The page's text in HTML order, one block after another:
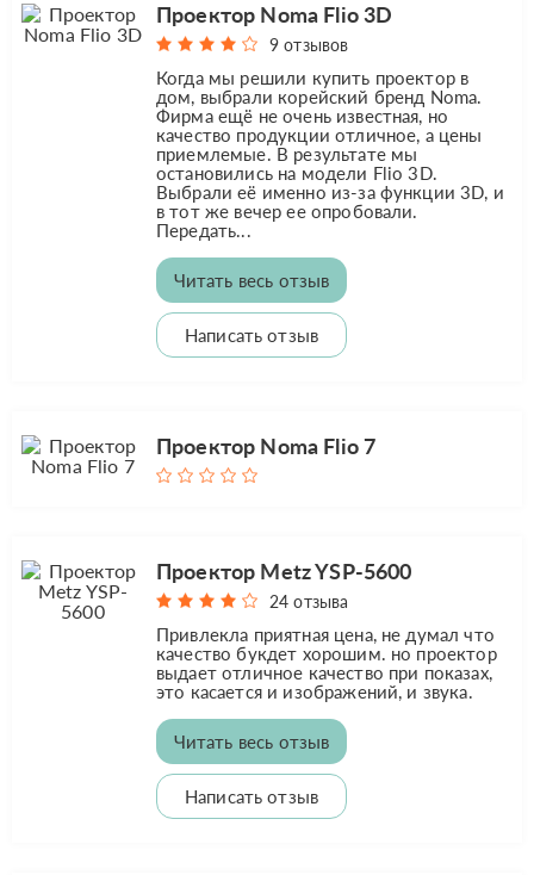
Проектор Noma Flio 3D
9 отзывов
Когда мы решили купить проектор в
дом, выбрали корейский бренд Noma.
Фирма ещё не очень известная, но
качество продукции отличное, а цены
приемлемые. В результате мы
остановились на модели Flio 3D.
Выбрали её именно из-за функции 3D, и
в тот же вечер ее опробовали.
Передать...
Читать весь отзыв
Написать отзыв
Проектор Noma Flio 7
Проектор Metz YSP-5600
24 отзыва
Привлекла приятная цена, не думал что
качество букдет хорошим. но проектор
выдает отличное качество при показах,
это касается и изображений, и звука.
Читать весь отзыв
Написать отзыв